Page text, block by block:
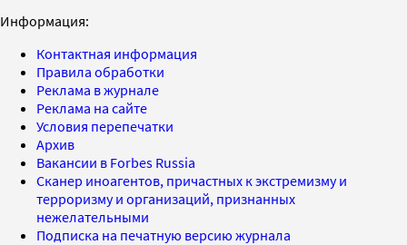
Информация:
Контактная информация
Правила обработки
Реклама в журнале
Реклама на сайте
Условия перепечатки
Архив
Вакансии в Forbes Russia
Сканер иноагентов, причастных к экстремизму и
терроризму и организаций, признанных
нежелательными
Подписка на печатную версию журнала